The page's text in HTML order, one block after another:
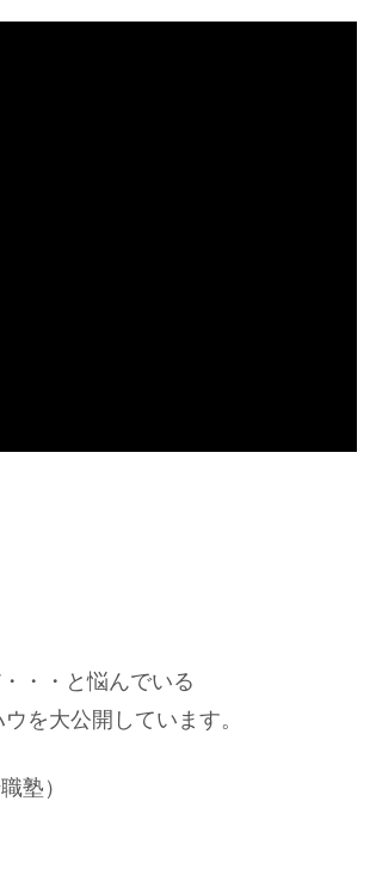
・・と悩んでいる
を大公開しています。
塾）